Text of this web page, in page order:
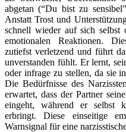
abgetan (“Du bist zu
Anstatt Trost und
schnell wieder auf sich selbst
emotionalen Reaktionen.
zutiefst verletzend und führt
unverstanden fühlt. Er lernt,
oder infrage zu stellen, da sie
Die Bedürfnisse des
erwartet, dass der Partner
eingeht, während er selbst
erbringt. Diese einseitige
Warnsignal für eine